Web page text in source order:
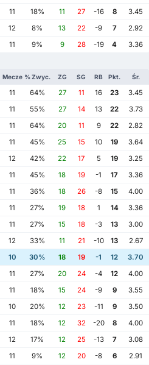
11 18% 11 27 -16 8
3.45
12 8% 13 22 -9 7
2.92
11 9% 9 28 -19 4 3.36
Mecze % Zwyc. ZG SG RB Pkt. Śr.
11 64% 27 11 16 23
3.45
11 55% 27 14 13 22
3.73
11 64% 20 11 9 22
2.82
11 45% 25 15 10 19
3.64
12 42% 22 17 5 19
3.25
11 45% 18 19 -1 17
3.36
11 36% 18 26 -8 15
4.00
11 27% 19 18 1 14
3.36
11 27% 15 18 -3 13
3.00
12 33% 11 21 -10 13
2.67
10 30% 18 19 -1 12
3.70
11 27% 20 24 -4 12
4.00
11 18% 15 24 -9 9
3.55
10 20% 12 23 -11 9
3.50
11 18% 12 32 -20 8
4.00
12 17% 12 25 -13 7
3.08
11 9% 12 20 -8 6
2.91